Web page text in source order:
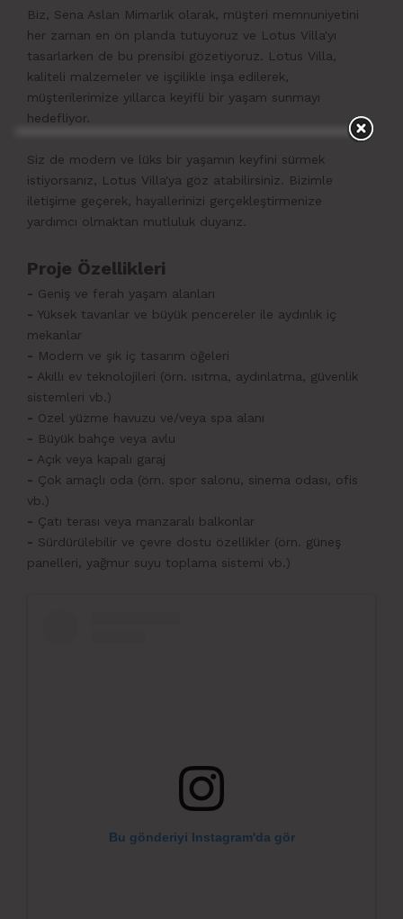
Biz, Sena Aslan Mimarlık olarak, müşteri memnuniyetini
her zaman en ön planda tutuyoruz ve Lotus Villa'yı
tasarlarken de bu prensibi gözetiyoruz. Lotus Villa,
kaliteli malzemeler ve işçilikle inşa edilerek,
müşterilerimize yıllarca keyifli bir yaşam sunmayı
hedefliyor.
Siz de modern ve lüks bir yaşamın keyfini sürmek
istiyorsanız, Lotus Villa'ya göz atabilirsiniz. Bizimle
iletişime geçerek, hayallerinizi gerçekleştirmenize
yardımcı olmaktan mutluluk duyarız.
Proje Özellikleri
- Geniş ve ferah yaşam alanları
- Yüksek tavanlar ve büyük pencereler ile aydınlık iç
mekanlar
- Modern ve şık iç tasarım öğeleri
- Akıllı ev teknolojileri (örn. ısıtma, aydınlatma, güvenlik
sistemleri vb.)
- Özel yüzme havuzu ve/veya spa alanı
- Büyük bahçe veya avlu
- Açık veya kapalı garaj
- Çok amaçlı oda (örn. spor salonu, sinema odası, ofis
vb.)
- Çatı terası veya manzaralı balkonlar
- Sürdürülebilir ve çevre dostu özellikler (örn. güneş
panelleri, yağmur suyu toplama sistemi vb.)
Bu gönderiyi Instagram'da gör